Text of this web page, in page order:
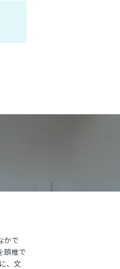
かで
頚椎で
、文